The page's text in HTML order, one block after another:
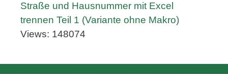
Straße und Hausnummer mit Excel
trennen Teil 1 (Variante ohne Makro)
Views: 148074